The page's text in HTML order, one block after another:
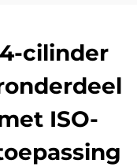
cilinder
ISO-